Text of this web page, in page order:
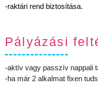
-raktári rend biztosítása.
Pályázási
-aktív vagy passzív nappali
-ha már 2 alkalmat fixen